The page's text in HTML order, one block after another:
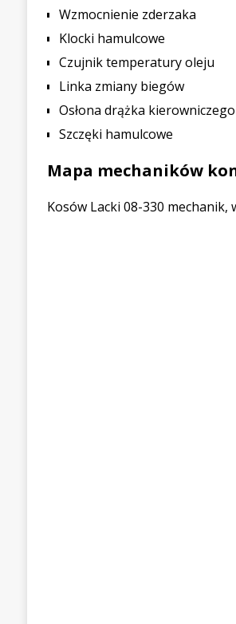
Wzmocnienie zderzaka
Klocki hamulcowe
Czujnik temperatury oleju
Linka zmiany biegów
Osłona drążka kierowniczego
Szczęki hamulcowe
Mapa mechaników
Kosów Lacki 08-330